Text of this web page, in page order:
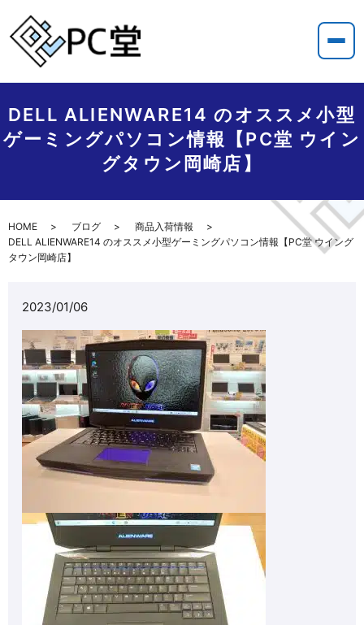
DELL ALIENWARE14 のオススメ小型
ゲーミングパソコン情報【PC堂 ウイン
グタウン岡崎店】
HOME ブログ
商品入荷情報
DELL ALIENWARE14 のオススメ小型ゲーミングパソコン情報【PC堂 ウイング
タウン岡崎店】
2023/01/06